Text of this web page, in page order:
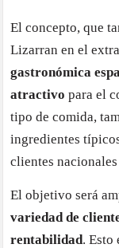
El concepto, que
Lizarran en el
gastronómica
atractivopara el
tipo de comida,
ingredientes
clientes
El objetivo será
variedad de
rentabilidad. Esto